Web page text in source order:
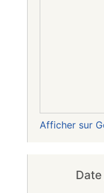
Afficher sur